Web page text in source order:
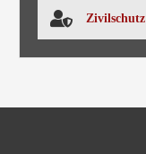
Zivilschutz